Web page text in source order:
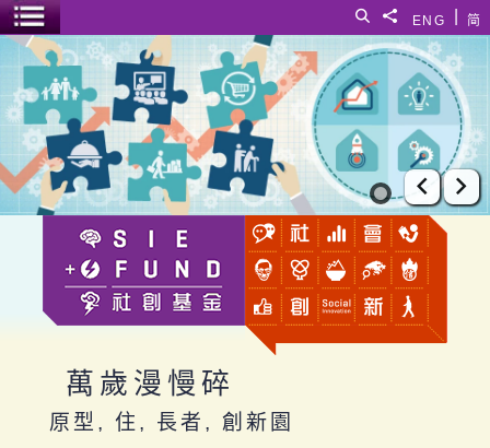
简
ENG
分享給
搜尋
選單開關
萬歲漫慢碎
上一張
下
萬歲漫慢碎
原型, 住, 長者, 創新園